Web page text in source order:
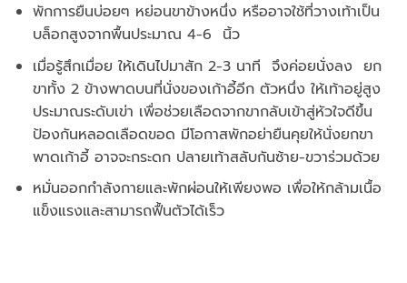
พักการยืนบ่อยๆ หย่อนขาข้างหนึ่ง หรืออาจใช้ที่วางเท้าเป็น
บล็อกสูงจากพื้นประมาณ 4-6 นิ้ว
เมื่อรู้สึกเมื่อย ให้เดินไปมาสัก 2-3 นาที จึงค่อยนั่งลง ยก
ขาทั้ง 2 ข้างพาดบนที่นั่งของเก้าอี้อีก ตัวหนึ่ง ให้เท้าอยู่สูง
ประมาณระดับเข่า เพื่อช่วยเลือดจากขากลับเข้าสู่หัวใจดีขึ้น
ป้องกันหลอดเลือดขอด มีโอกาสพักอย่ายืนคุยให้นั่งยกขา
พาดเก้าอี้ อาจจะกระดก ปลายเท้าสลับกันซ้าย-ขวาร่วมด้วย
หมั่นออกกำลังกายและพักผ่อนให้เพียงพอ เพื่อให้กล้ามเนื้อ
แข็งแรงและสามารถฟื้นตัวได้เร็ว